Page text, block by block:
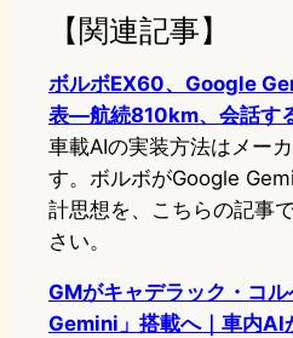
【関連記事】
ボルボEX60、Google
表―航続810km、会話す
車載AIの実装方法はメー
す。ボルボがGoogle
計思想を、こちらの記事
さい。
GMがキャデラック・コ
Gemini」搭載へ｜車内AI